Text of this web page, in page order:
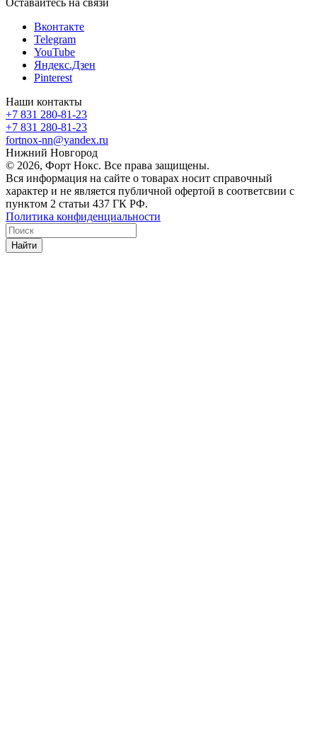
Оставайтесь на связи
Вконтакте
Telegram
YouTube
Яндекс.Дзен
Pinterest
Наши контакты
+7 831 280-81-23
+7 831 280-81-23
fortnox-nn@yandex.ru
Нижний Новгород
© 2026, Форт Нокс. Все права защищены.
Вся информация на сайте о товарах носит справочный
характер и не является публичной офертой в соответсвии с
пунктом 2 статьи 437 ГК РФ.
Политика конфиденциальности
Найти